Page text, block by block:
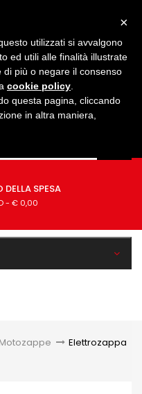
DELLA SPESA
- € 0,00
Motozappe > Elettrozappa
×
utilizzati si avvalgono
ed utili alle finalità illustrate
di più o negare il consenso
cookie policy
questa pagina, cliccando
in altra maniera,